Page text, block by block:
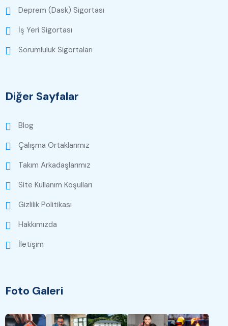
Deprem (Dask) Sigortası
İş Yeri Sigortası
Sorumluluk Sigortaları
Diğer Sayfalar
Blog
Çalışma Ortaklarımız
Takım Arkadaşlarımız
Site Kullanım Koşulları
Gizlilik Politikası
Hakkımızda
İletişim
Foto Galeri